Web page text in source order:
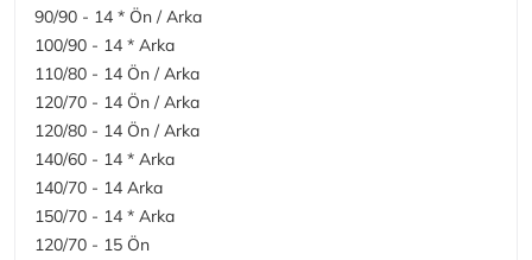
90/90 - 14 * Ön / Arka
100/90 - 14 * Arka
110/80 - 14 Ön / Arka
120/70 - 14 Ön / Arka
120/80 - 14 Ön / Arka
140/60 - 14 * Arka
140/70 - 14 Arka
150/70 - 14 * Arka
120/70 - 15 Ön